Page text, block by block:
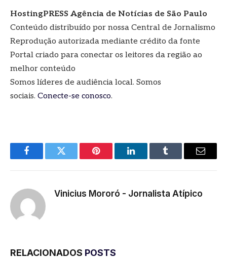
HostingPRESS Agência de Notícias de São Paulo
Conteúdo distribuído por nossa Central de Jornalismo
Reprodução autorizada mediante crédito da fonte
Portal criado para conectar os leitores da região ao
melhor conteúdo
Somos líderes de audiência local. Somos
sociais. Conecte-se conosco.
FacebookTwitter Pinterest LinkedInTumblr
E-
Vinicius Mororó - Jornalista Atípico
RELACIONADOS POSTS